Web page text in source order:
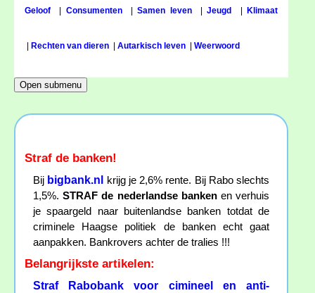
Geloof Consumenten|Samen leven|Jeugd Klimaat
Rechten van dieren Autarkisch leven Weerwoord
Straf de banken!
Bij bigbank.nl
krijg je 2,6% rente. Bij Rabo slechts
1,5%.STRAF de nederlandse bankenen verhuis
je spaargeld naar buitenlandse banken totdat de
criminele Haagse politiek de banken echt gaat
aanpakken. Bankrovers achter de tralies !!!
Belangrijkste artikelen:
Straf Rabobank voor cimineel en anti-